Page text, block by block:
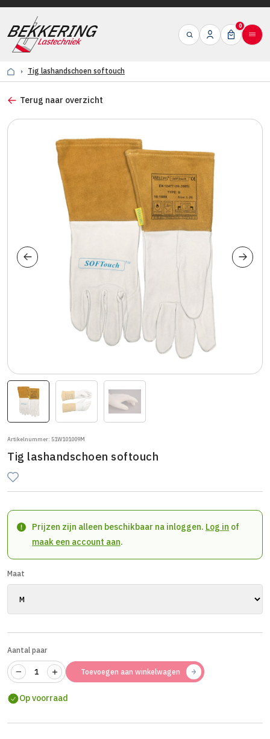
0
Tig lashandschoen softouch
Terug naar overzicht
Artikelnummer: 51W101009M
Tig lashandschoen softouch
Prijzen zijn alleen beschikbaar na inloggen. Log in of
maak een account aan.
Maat
Aantal paar
Toevoegen aan winkelwagen
Op voorraad